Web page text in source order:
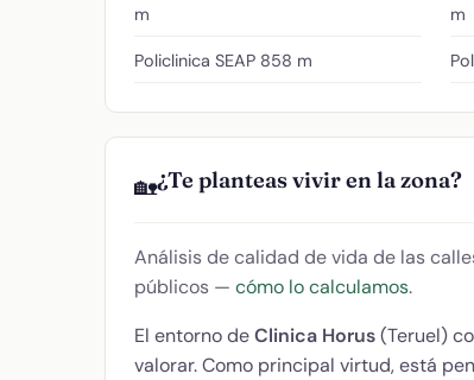
m
Policlinica SEAP 858 m
m
🏡¿Te planteas vivir en la zona?
Análisis de calidad de vida de las
públicos — cómo lo calculamos.
El entorno deClinica Horus(Teruel)
valorar. Como principal virtud, está